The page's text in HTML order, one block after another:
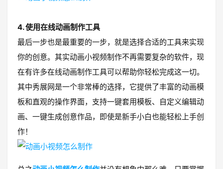
4. 使用在线动画制作工具
最后一步也是最重要的一步，就是选择合适的工具来实现
你的创意。其实动画小视频制作不再需要复杂的软件，现
在有许多在线动画制作工具可以帮助你轻松完成这一切。
其中秀展网是一个非常棒的选择，它提供了丰富的动画模
板和直观的操作界面，支持一键套用模板、自定义编辑动
画、一键生成创意作品，即使是新手小白也能轻松上手创
作！